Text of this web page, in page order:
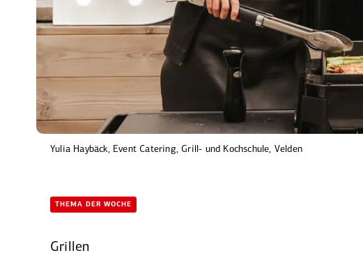
Yulia Haybäck, Event Catering, Grill- und Kochschule, Velden
THEMA DER WOCHE
Grillen